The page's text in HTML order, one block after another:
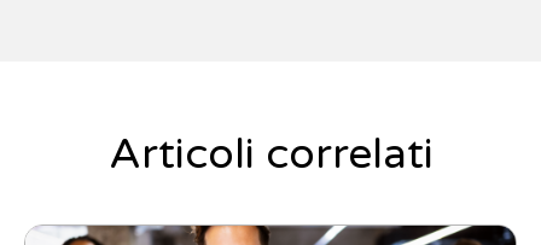
Articoli correlati